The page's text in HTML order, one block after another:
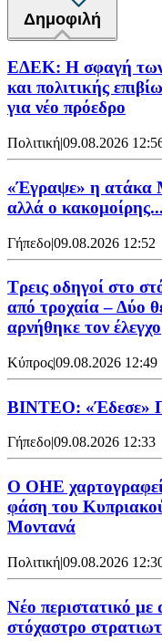
Δημοφιλή
ΕΔΕΚ: Η σφαγή
και πολιτικής
για νέο πρόεδρο
Πολιτική|09.08.2026
«Έγραψε» η ατάκα
αλλά ο
Γήπεδο|09.08.2026 12:52
Τρεις οδηγοί στο
από τροχαία – Δύο
αρνήθηκε τον έλεγχο
Κύπρος|09.08.2026 12:49
ΒΙΝΤΕΟ: «Έδεσε»
Γήπεδο|09.08.2026 12:33
Ο ΟΗΕ χαρτογραφεί
φάση του
Μοντανά
Πολιτική|09.08.2026
Νέο περιστατικό
στόχαστρο